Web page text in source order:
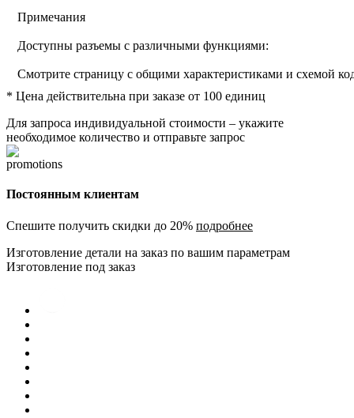
Примечания
Доступны разъемы с различными функциями:
Смотрите страницу с общими характеристиками и схемой
* Цена действительна при заказе от 100 единиц
Для запроса индивидуальной стоимости – укажите
необходимое количество и отправьте запрос
Постоянным клиентам
Спешите получить скидки до 20% подробнее
Изготовление детали на заказ по вашим параметрам
Изготовление под заказ